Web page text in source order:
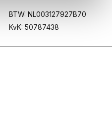
BTW: NL003127927B70
KvK: 50787438